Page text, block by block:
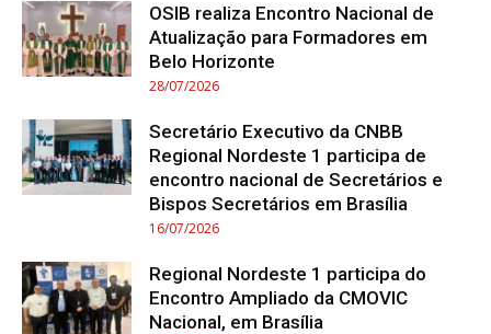
OSIB realiza Encontro Nacional de
Atualização para Formadores em
Belo Horizonte
28/07/2026
Secretário Executivo da CNBB
Regional Nordeste 1 participa de
encontro nacional de Secretários e
Bispos Secretários em Brasília
16/07/2026
Regional Nordeste 1 participa do
Encontro Ampliado da CMOVIC
Nacional, em Brasília